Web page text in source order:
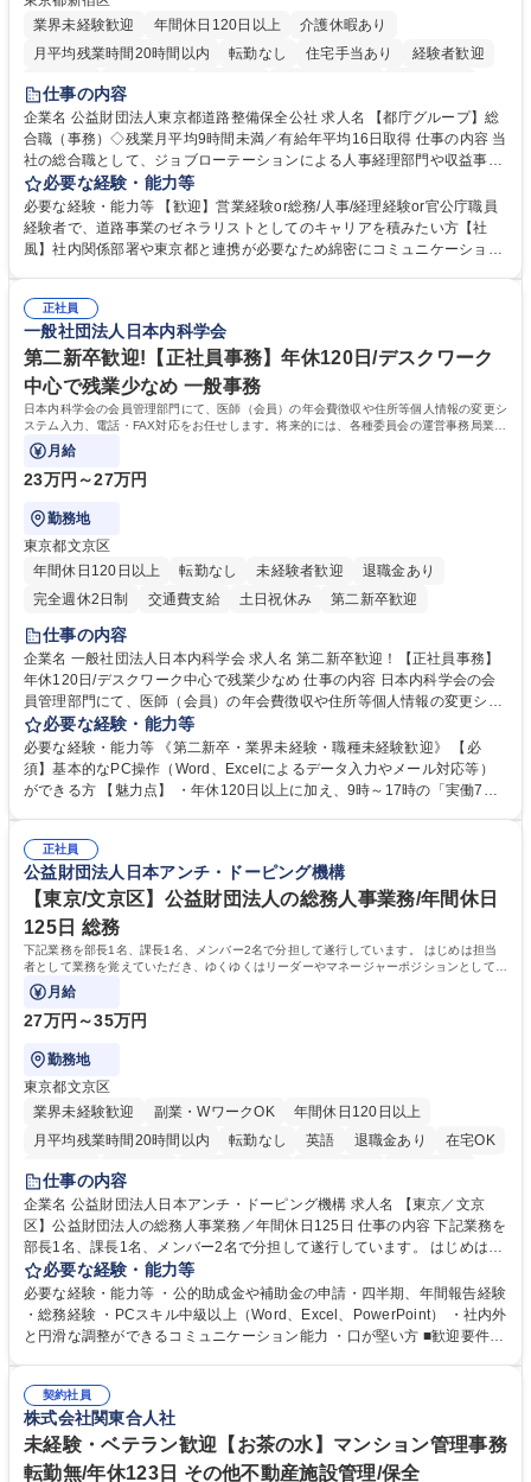
業界未経験歓迎
年間休日120日以上
介護休暇あり
月平均残業時間20時間以内
転勤なし 住宅手当あり
経験者歓迎
研修あり
退職金あり
駅近5分以内
資格取得手当あり 食事補助あり
仕事の内容
企業名 公益財団法人東京都道路整備保全公社 求人名 【都庁グループ】総
合職（事務）◇残業月平均9時間未満／有給年平均16日取得 仕事の内容 当
社の総合職として、ジョブローテーションによる人事経理部門や収益事業
等のフロント部門の部署等幅広い部署での業務をお任せいたします。研修
制度やキャリア支援が充実しております！ ※下記業務詳細 【業務詳細】■
管理部門：広報、人事、経理など当公社の運営に係る管理業務 ■収益部
門：駐車場の新規開拓、管理運営、新宿駅西口広場の「イベントコーナ
道路施設や道路工事現場の見学ツアー事業 ※入社後は上記いずれかの部門
へ配属。※業務内容変更の範囲：会社の定める業務 募集職種 【都庁グル
ープ】総合職（事務）◇残業月平均9時間未満／有給年平均16日取得
必要な経験・能力等
必要な経験・能力等 【歓迎】営業経験or総務/人事/経理経験or官公庁職員
経験者で、道路事業のゼネラリストとしてのキャリアを積みたい方【社
風】社内関係部署や東京都と連携が必要なため綿密にコミュニケーション
部門など多岐に渡る業務を経験できます。 ■様々なプロジェクト：駐車場
事業の他、新宿駅西口広場内に設置された照明を兼ねた広告「ブライトサ
イン」の管理運営を行うなど、事業収益を生み出す活動を積極的に行って
います。 学歴・資格 学歴：大学院 大学 高専 短大 専修学校 高校 語学力：
資格：
正社員
一般社団法人日本内科学会
第二新卒歓迎!【正社員事務】年休120日/デスクワーク
中心で残業少なめ 一般事務
日本内科学会の会員管理部門にて、医師（会員）の年会費徴収や住所等個人情報の変更シ
ステム入力、電話・FAX対応をお任せします。将来的には、各種委員会の運営事務局業務
などにも幅広く携わっていただきます。
月給
23万円～27万円
勤務地
東京都文京区
年間休日120日以上
転勤なし 未経験者歓迎
退職金あり
完全週休2日制
交通費支給 土日祝休み 第二新卒歓迎
仕事の内容
企業名 一般社団法人日本内科学会 求人名 第二新卒歓迎！【正社員事務】
年休120日/デスクワーク中心で残業少なめ 仕事の内容 日本内科学会の会
員管理部門にて、医師（会員）の年会費徴収や住所等個人情報の変更シス
テム入力、電話・FAX対応をお任せします。将来的には、各種委員会の運
営事務局業務などにも幅広く携わっていただきます。 【会員管理・データ
入力業務】 ・医師（会員）の住所変更、個人情報のシステム登録・更新
・年会費の徴収管理や入金データの照合確認 【問い合わせ対応】 ・会員
年休120日/デスクワーク中心で残業少なめ
必要な経験・能力等
必要な経験・能力等 《第二新卒・業界未経験・職種未経験歓迎》 【必
須】基本的なPC操作（Word、Excelによるデータ入力やメール対応等）
ができる方 【魅力点】 ・年休120日以上に加え、9時～17時の「実働7時
整、資料作成、当日の運営サポート 学歴・資格 学歴：大学院 大学 語学
力： 資格：
正社員
公益財団法人日本アンチ・ドーピング機構
【東京/文京区】公益財団法人の総務人事業務/年間休日
125日 総務
下記業務を部長1名、課長1名、メンバー2名で分担して遂行しています。 はじめは担当
者として業務を覚えていただき、ゆくゆくはリーダーやマネージャーポジションとして活
躍いただくことを期待しています。
月給
27万円～35万円
勤務地
東京都文京区
業界未経験歓迎
副業・WワークOK
年間休日120日以上
月平均残業時間20時間以内
転勤なし 英語 退職金あり
在宅OK
賞与あり
育休あり
食事補助あり
仕事の内容
企業名 公益財団法人日本アンチ・ドーピング機構 求人名 【東京／文京
区】公益財団法人の総務人事業務／年間休日125日 仕事の内容 下記業務を
部長1名、課長1名、メンバー2名で分担して遂行しています。 はじめは担
当者として業務を覚えていただき、ゆくゆくはリーダーやマネージャーポ
ジションとして活躍いただくことを期待しています。 【総務・人事グルー
プの業務内容】 ・人事制度関連 ・採用活動 ・教育研修の企画、実行 ・勤
怠管理 ・官公庁への各種提出 ・法定の会議運営（評議員会、理事会） ・
管理 ・福利厚生関連 ・職員からの問合せ、相談対応 ・その他日常の総務
業務全般 募集職種 【東京／文京区】公益財団法人の総務人事業務／年間
休日125日
必要な経験・能力等
必要な経験・能力等 ・公的助成金や補助金の申請・四半期、年間報告経験
・総務経験 ・PCスキル中級以上（Word、Excel、PowerPoint） ・社内外
と円滑な調整ができるコミュニケーション能力 ・口が堅い方 ■歓迎要件
契約社員
株式会社関東合人社
未経験・ベテラン歓迎【お茶の水】マンション管理事務
転勤無/年休123日 その他不動産施設管理/保全